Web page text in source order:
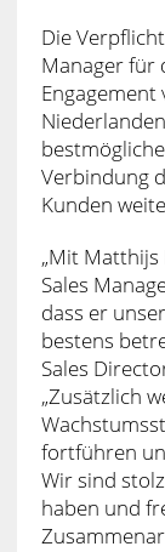
Die
Manager für
Engagement
Verbindung
Kunden
„Mit Matthijs
Sales
dass er
bestens
Sales
„Zusätzlich
fortführen
Wir sind
haben und